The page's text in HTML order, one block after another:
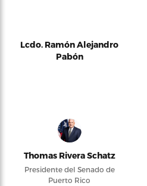
Lcdo. Ramón Alejandro
Pabón
Thomas Rivera Schatz
Presidente del Senado de
Puerto Rico